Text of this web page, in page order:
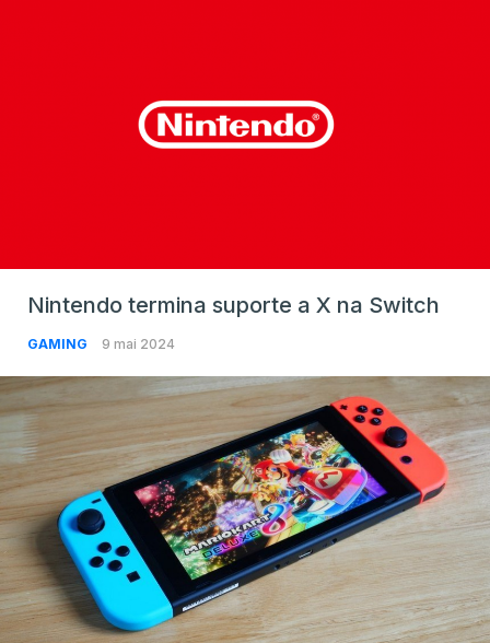
Nintendo termina suporte a X na Switch
GAMING 9 mai 2024